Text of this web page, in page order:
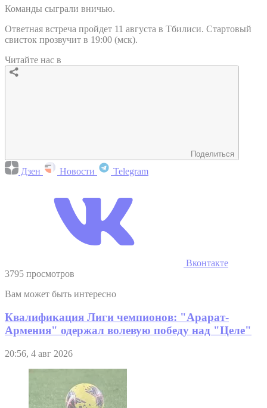
Команды сыграли вничью.
Ответная встреча пройдет 11 августа в Тбилиси. Стартовый
свисток прозвучит в 19:00 (мск).
Читайте нас в
Поделиться
Дзен Новости Telegram
Вконтакте
3795 просмотров
Вам может быть интересно
Квалификация Лиги чемпионов: "Арарат-
Армения" одержал волевую победу над "Целе"
20:56, 4 авг 2026